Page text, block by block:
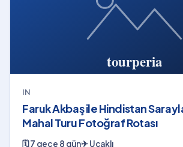
IN
Faruk Akbaş ile Hindistan
Mahal Turu Fotoğraf Rotası
🗓7 gece 8 gün✈Uçaklı